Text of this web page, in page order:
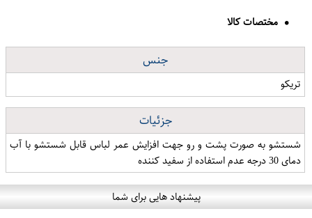
مختصات کالا
جنس
تریکو
جزئیات
شستشو به صورت پشت و رو جهت افزایش عمر لباس قابل شستشو با آب
دمای 30 درجه عدم استفاده از سفید کننده
پیشنهاد هایی برای شما